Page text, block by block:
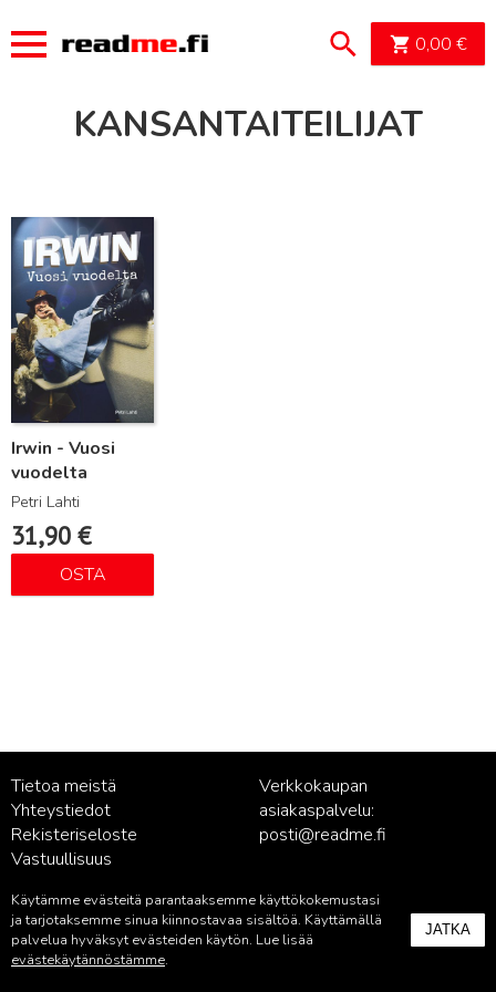
0,00 €
KANSANTAITEILIJAT
Irwin - Vuosi
vuodelta
Petri Lahti
31,90 €
OSTA
Lue lisää
Tietoa meistä
Yhteystiedot
Rekisteriseloste
Vastuullisuus
Verkkokaupan
asiakaspalvelu:
posti@readme.fi
Kustantamon asiakaspalvelu:
palvelu@readme.fi
Käytämme evästeitä parantaaksemme käyttökokemustasi
ja tarjotaksemme sinua kiinnostavaa sisältöä. Käyttämällä
palvelua hyväksyt evästeiden käytön. Lue lisää
evästekäytännöstämme.
JATKA